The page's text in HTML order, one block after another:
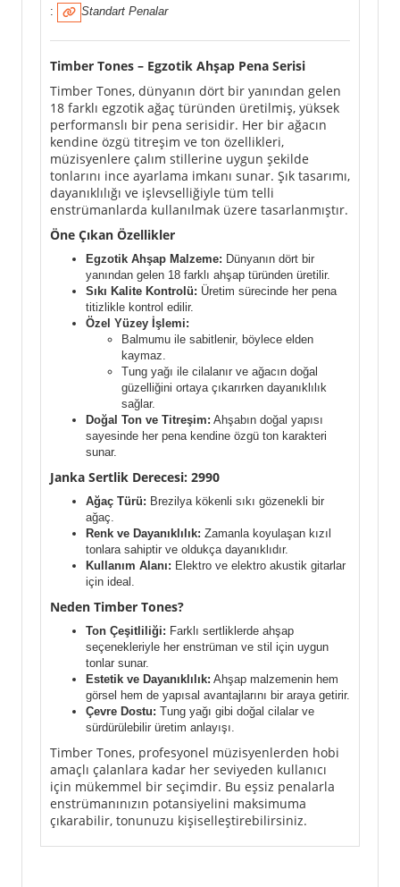
:
Standart Penalar
Timber Tones – Egzotik Ahşap Pena Serisi
Timber Tones, dünyanın dört bir yanından gelen
18 farklı egzotik ağaç türünden üretilmiş, yüksek
performanslı bir pena serisidir. Her bir ağacın
kendine özgü titreşim ve ton özellikleri,
müzisyenlere çalım stillerine uygun şekilde
tonlarını ince ayarlama imkanı sunar. Şık tasarımı,
dayanıklılığı ve işlevselliğiyle tüm telli
enstrümanlarda kullanılmak üzere tasarlanmıştır.
Öne Çıkan Özellikler
Egzotik Ahşap Malzeme: Dünyanın dört bir
yanından gelen 18 farklı ahşap türünden üretilir.
Sıkı Kalite Kontrolü: Üretim sürecinde her pena
titizlikle kontrol edilir.
Özel Yüzey İşlemi:
Balmumu ile sabitlenir, böylece elden
kaymaz.
Tung yağı ile cilalanır ve ağacın doğal
güzelliğini ortaya çıkarırken dayanıklılık
sağlar.
Doğal Ton ve Titreşim: Ahşabın doğal yapısı
sayesinde her pena kendine özgü ton karakteri
sunar.
Janka Sertlik Derecesi: 2990
Ağaç Türü: Brezilya kökenli sıkı gözenekli bir
ağaç.
Renk ve Dayanıklılık: Zamanla koyulaşan kızıl
tonlara sahiptir ve oldukça dayanıklıdır.
Kullanım Alanı: Elektro ve elektro akustik gitarlar
için ideal.
Neden Timber Tones?
Ton Çeşitliliği: Farklı sertliklerde ahşap
seçenekleriyle her enstrüman ve stil için uygun
tonlar sunar.
Estetik ve Dayanıklılık: Ahşap malzemenin hem
görsel hem de yapısal avantajlarını bir araya getirir.
Çevre Dostu: Tung yağı gibi doğal cilalar ve
sürdürülebilir üretim anlayışı.
Timber Tones, profesyonel müzisyenlerden hobi
amaçlı çalanlara kadar her seviyeden kullanıcı
için mükemmel bir seçimdir. Bu eşsiz penalarla
enstrümanınızın potansiyelini maksimuma
çıkarabilir, tonunuzu kişiselleştirebilirsiniz.